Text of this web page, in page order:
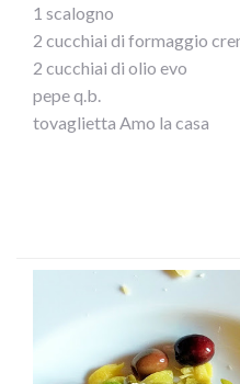
1 scalogno
2 cucchiai di formaggio
2 cucchiai di olio evo
pepe q.b.
tovaglietta Amo la casa
In una padella grande (io
formaggio e far insaporire
lessare la pasta in
dente e versarla nel wok.
di pepe e aggiungendo un